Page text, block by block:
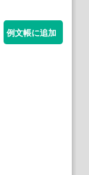
例文帳に追加